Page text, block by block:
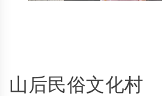
山后民俗文化村